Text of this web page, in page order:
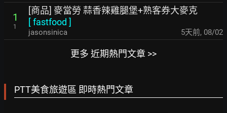
1
1
[商品] 麥當勞 蒜香辣雞腿堡+熟客券大麥克
[fastfood ]
jasonsinica 5天前, 08/02
更多 近期熱門文章 >>
PTT美食旅遊區 即時熱門文章